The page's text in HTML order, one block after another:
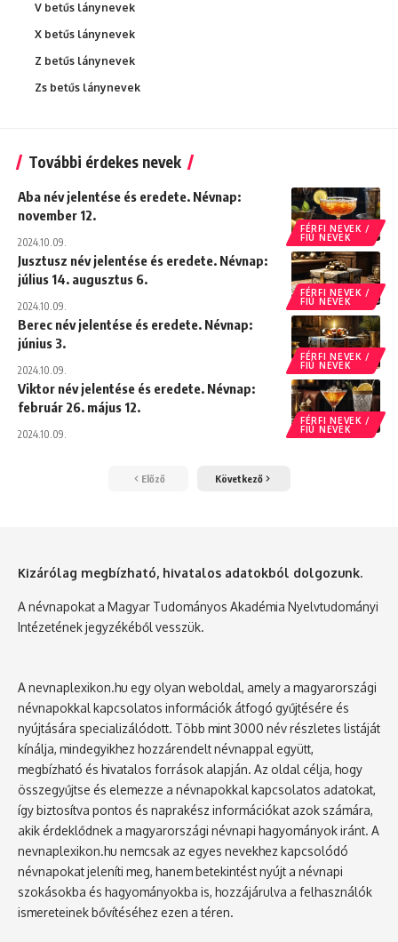
V betűs lánynevek
X betűs lánynevek
Z betűs lánynevek
Zs betűs lánynevek
További érdekes nevek
FÉRFI NEVEK /
FIÚ NEVEK
Aba név jelentése és eredete. Névnap:
november 12.
2024.10.09.
FÉRFI NEVEK /
FIÚ NEVEK
Jusztusz név jelentése és eredete. Névnap:
július 14. augusztus 6.
2024.10.09.
FÉRFI NEVEK /
FIÚ NEVEK
Berec név jelentése és eredete. Névnap:
június 3.
2024.10.09.
FÉRFI NEVEK /
FIÚ NEVEK
Viktor név jelentése és eredete. Névnap:
február 26. május 12.
2024.10.09.
Előző Következő
Kizárólag megbízható, hivatalos adatokból dolgozunk.
A névnapokat a Magyar Tudományos Akadémia Nyelvtudományi
Intézetének jegyzékéből vesszük.
A nevnaplexikon.hu egy olyan weboldal, amely a magyarországi
névnapokkal kapcsolatos információk átfogó gyűjtésére és
nyújtására specializálódott. Több mint 3000 név részletes listáját
kínálja, mindegyikhez hozzárendelt névnappal együtt,
megbízható és hivatalos források alapján. Az oldal célja, hogy
összegyűjtse és elemezze a névnapokkal kapcsolatos adatokat,
így biztosítva pontos és naprakész információkat azok számára,
akik érdeklődnek a magyarországi névnapi hagyományok iránt. A
nevnaplexikon.hu nemcsak az egyes nevekhez kapcsolódó
névnapokat jeleníti meg, hanem betekintést nyújt a névnapi
szokásokba és hagyományokba is, hozzájárulva a felhasználók
ismereteinek bővítéséhez ezen a téren.